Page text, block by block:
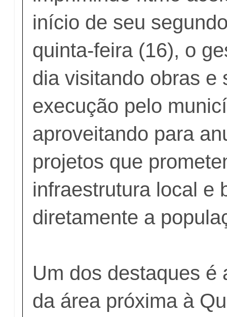
início de seu
quinta-feira (16), o
dia visitando obras e
execução pelo
aproveitando para
projetos que
infraestrutura local e
diretamente a
Um dos destaques é
da área próxima à